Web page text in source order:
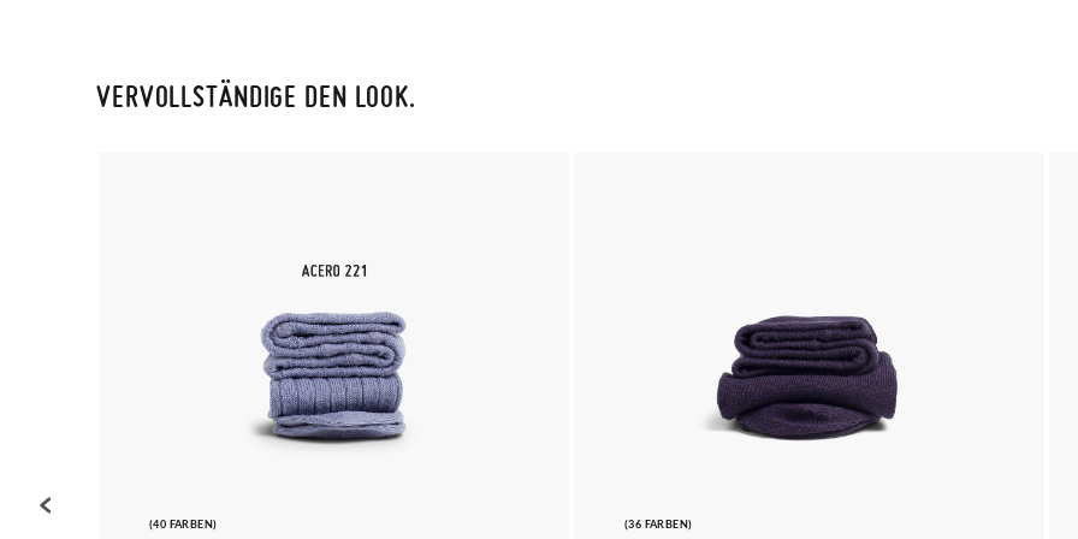
VERVOLLSTÄNDIGE DEN LOOK.
(40 FARBEN) (36 FARBEN)